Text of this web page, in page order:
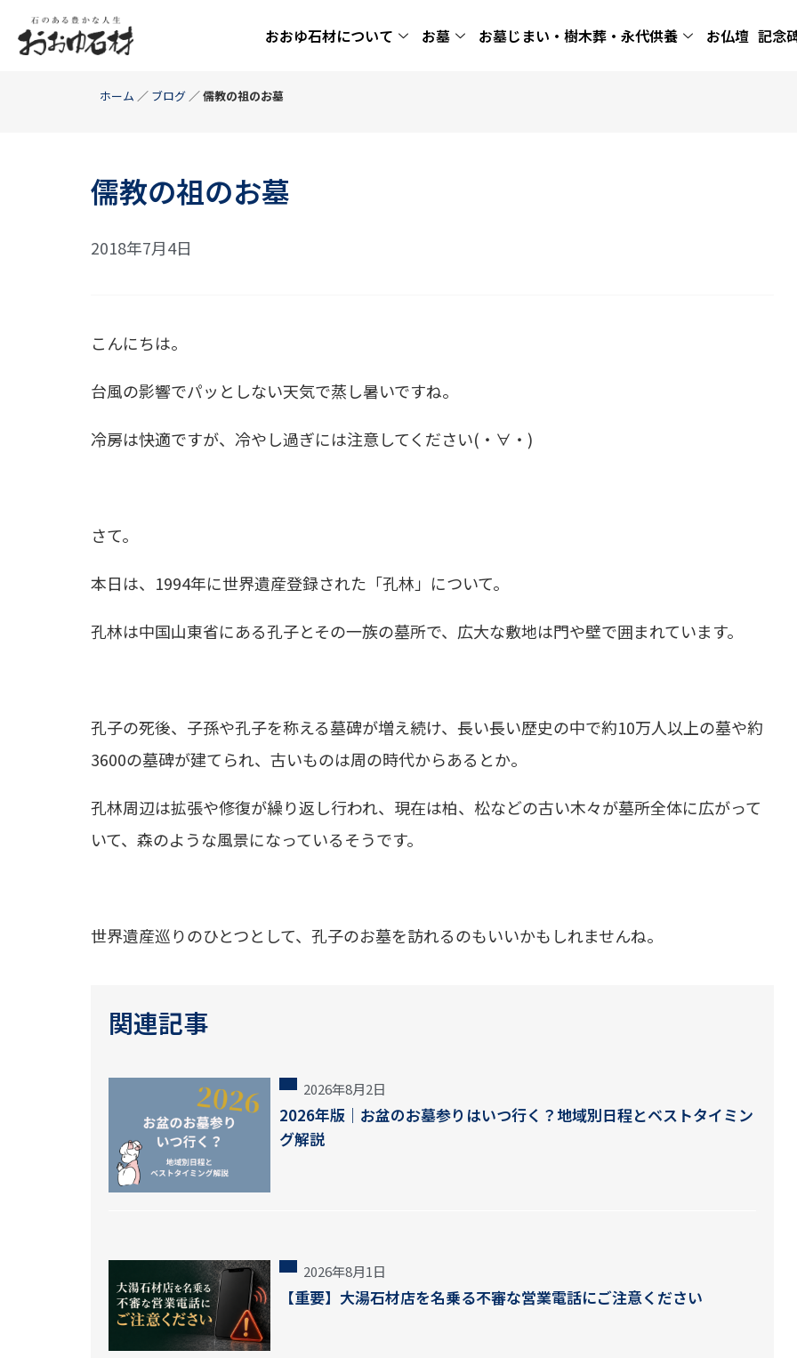
おおゆ石材について お墓 お墓じまい・樹木葬・永代供養 お仏壇 記念
ホーム ／ ブログ ／儒教の祖のお墓
儒教の祖のお墓
2018年7月4日
こんにちは。
台風の影響でパッとしない天気で蒸し暑いですね。
冷房は快適ですが、冷やし過ぎには注意してください(・∀・)
さて。
本日は、1994年に世界遺産登録された「孔林」について。
孔林は中国山東省にある孔子とその一族の墓所で、広大な敷地は門や壁で囲まれています。
孔子の死後、子孫や孔子を称える墓碑が増え続け、長い長い歴史の中で約10万人以上の墓や約
3600の墓碑が建てられ、古いものは周の時代からあるとか。
孔林周辺は拡張や修復が繰り返し行われ、現在は柏、松などの古い木々が墓所全体に広がって
いて、森のような風景になっているそうです。
世界遺産巡りのひとつとして、孔子のお墓を訪れるのもいいかもしれませんね。
関連記事
2026年8月2日
2026年版｜お盆のお墓参りはいつ行く？地域別日程とベストタイミン
グ解説
2026年8月1日
【重要】大湯石材店を名乗る不審な営業電話にご注意ください